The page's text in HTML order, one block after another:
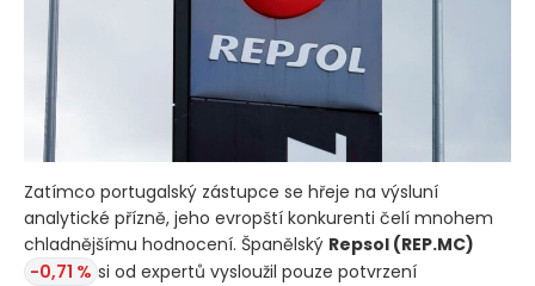
Zatímco portugalský zástupce se hřeje na výsluní
analytické přízně, jeho evropští konkurenti čelí mnohem
chladnějšímu hodnocení. Španělský Repsol (REP.MC)
-0,71 % si od expertů vysloužil pouze potvrzení